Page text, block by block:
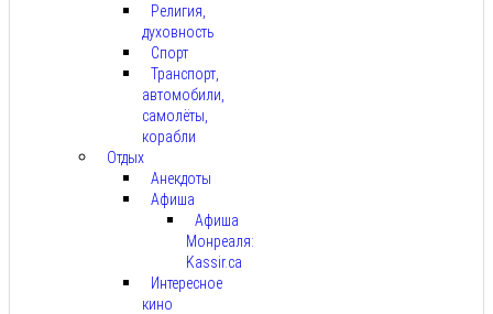
Религия,
духовность
Спорт
Транспорт,
автомобили,
самолёты,
корабли
Отдых
Анекдоты
Афиша
Афиша
Монреаля:
Kassir.ca
Интересное
кино